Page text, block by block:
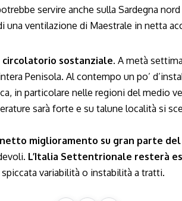
servire anche sulla Sardegna
una ventilazione di Maestrale in netta
circolatorio sostanziale. A metà
Penisola. Al contempo un po’
in particolare nelle regioni del medio
sarà forte e su talune località si
miglioramento su gran parte del
L’Italia Settentrionale resterà
variabilità o instabilità a tratti.